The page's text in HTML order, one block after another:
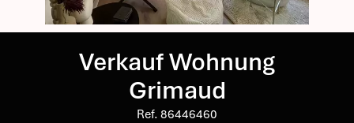
Verkauf Wohnung
Grimaud
Ref. 86446460